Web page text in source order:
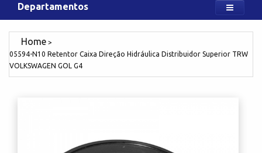
Departamentos
05594-N10 Retentor Caixa Direção Hidráulica Distribuidor Superior TRW
VOLKSWAGEN GOL G4